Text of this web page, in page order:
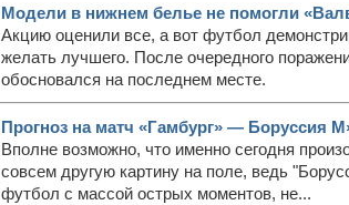
Модели в нижнем белье не помогли
Акцию оценили все, а вот футбол
желать лучшего. После очередного
обосновался на последнем месте.
Прогноз на матч «Гамбург» — Боруссия
Вполне возможно, что именно сегодня
совсем другую картину на поле, ведь
футбол с массой острых моментов, не...